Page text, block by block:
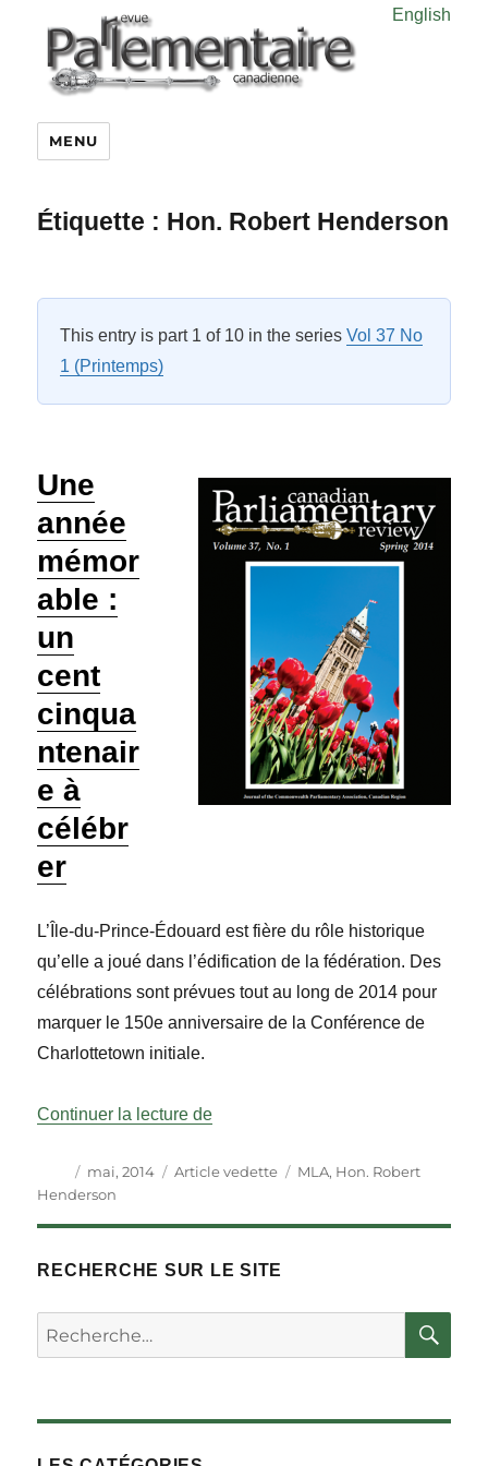
English
MENU
Étiquette : Hon. Robert Henderson
This entry is part 1 of 10 in the seriesVol 37 No
1 (Printemps)
Une
année
mémor
able :
un
cent
cinqua
ntenair
e à
célébr
er
L’Île-du-Prince-Édouard est fière du rôle historique
qu’elle a joué dans l’édification de la fédération. Des
célébrations sont prévues tout au long de 2014 pour
marquer le 150e anniversaire de la Conférence de
Charlottetown initiale.
Continuer la lecture de« Une année mémorable : un cent
Auteur
Publié
le
mai, 2014 Catégories
Article vedette Étiquettes
MLA, Hon. Robert
Henderson
RECHERCHE SUR LE SITE
Rechercher :